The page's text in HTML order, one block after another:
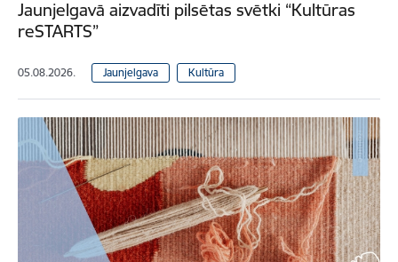
Jaunjelgavā aizvadīti pilsētas svētki “Kultūras
reSTARTS”
05.08.2026. Jaunjelgava Kultūra